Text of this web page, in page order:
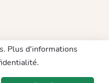
par BRUSHME LLC
Plus d'informations